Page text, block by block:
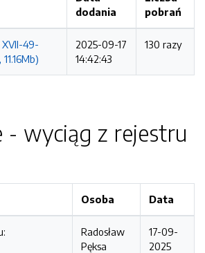
dodania
pobrań
49-
2025-09-17
14:42:43
130 razy
- wyciąg z rejestru
Osoba Data
Radosław
Pęksa
17-09-
2025